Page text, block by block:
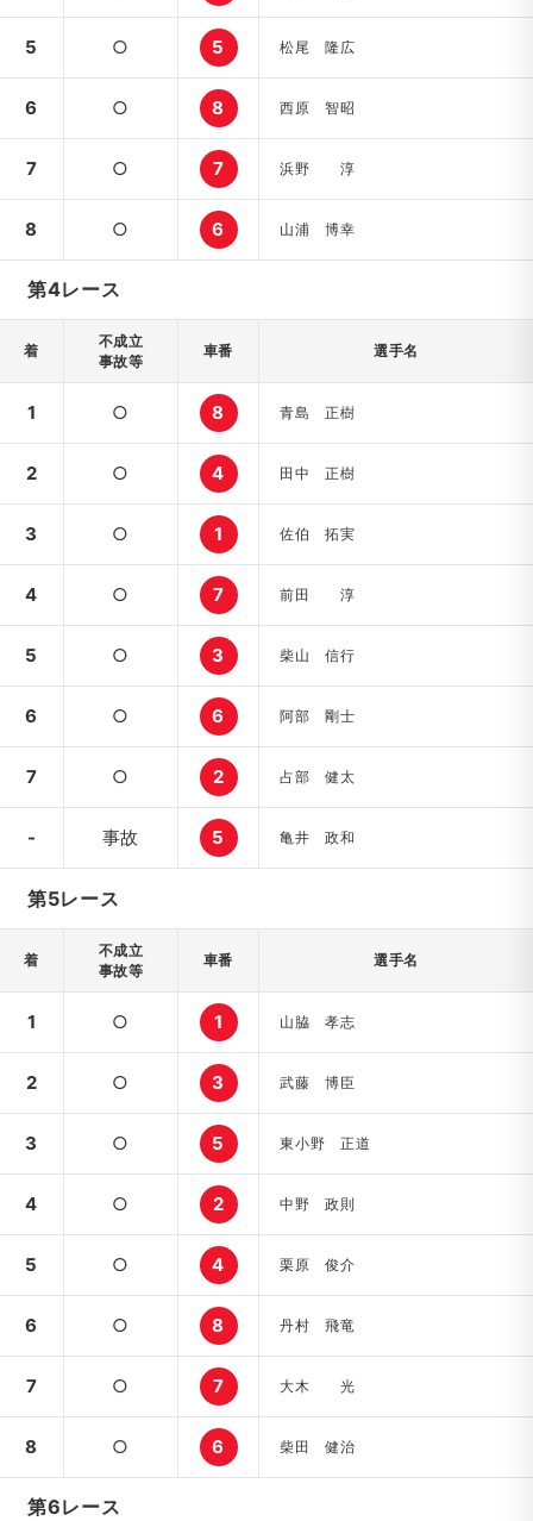
5 ○ 5 松尾 隆広
6 ○ 8 西原 智昭
7 ○ 7 浜野 淳
8 ○ 6 山浦 博幸
第4レース
着
不成立
事故等
車番 選手名
1 ○ 8 青島 正樹
2 ○ 4 田中 正樹
3 ○ 1 佐伯 拓実
4 ○ 7 前田 淳
5 ○ 3 柴山 信行
6 ○ 6 阿部 剛士
7 ○ 2 占部 健太
- 事故 5 亀井 政和
第5レース
着
不成立
事故等
車番 選手名
1 ○ 1 山脇 孝志
2 ○ 3 武藤 博臣
3 ○ 5 東小野 正道
4 ○ 2 中野 政則
5 ○ 4 栗原 俊介
6 ○ 8 丹村 飛竜
7 ○ 7 大木 光
8 ○ 6 柴田 健治
第6レース